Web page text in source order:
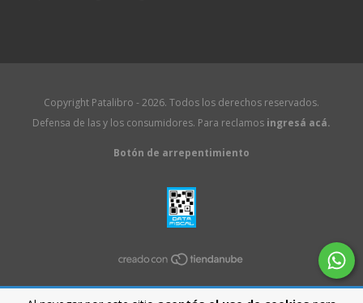
Copyright Patalibro - 2026. Todos los derechos reservados.
Defensa de las y los consumidores. Para reclamos ingresá acá.
Botón de arrepentimiento